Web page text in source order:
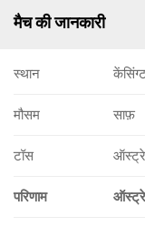
मैच की जानकारी
स्थान
मौसम साफ़
टॉस
परिणाम